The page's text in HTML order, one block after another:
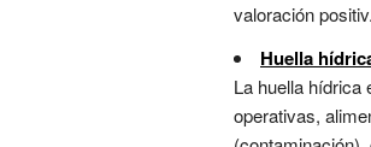
valoración
Huella
La huella
operativas,